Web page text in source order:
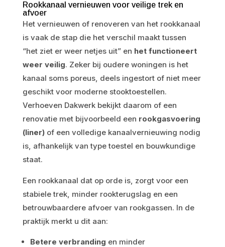
Rookkanaal vernieuwen voor veilige trek en
afvoer
Het vernieuwen of renoveren van het rookkanaal
is vaak de stap die het verschil maakt tussen
“het ziet er weer netjes uit” en het functioneert
weer veilig. Zeker bij oudere woningen is het
kanaal soms poreus, deels ingestort of niet meer
geschikt voor moderne stooktoestellen.
Verhoeven Dakwerk bekijkt daarom of een
renovatie met bijvoorbeeld een rookgasvoering
(liner)of een volledige kanaalvernieuwing nodig
is, afhankelijk van type toestel en bouwkundige
staat.
Een rookkanaal dat op orde is, zorgt voor een
stabiele trek, minder rookterugslag en een
betrouwbaardere afvoer van rookgassen. In de
praktijk merkt u dit aan:
Betere verbranding en minder